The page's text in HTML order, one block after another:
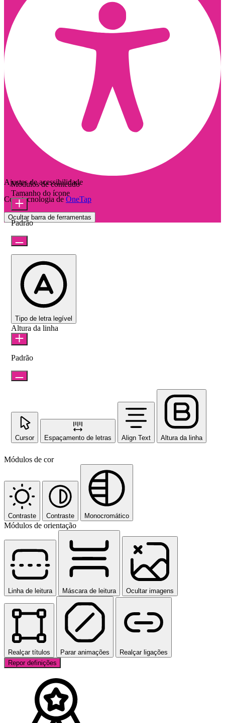
Ajustes de acessibilidade
Com tecnologia de OneTap
Ocultar barra de ferramentas
Módulos de conteúdo
Tamanho do ícone
Padrão
Tipo de letra legível
Altura da linha
Padrão
Cursor Espaçamento de letras Align Text Altura da linha
Módulos de cor
Contraste Contraste Monocromático
Módulos de orientação
Linha de leitura Máscara de leitura Ocultar imagens
Realçar títulos Parar animações
Realçar ligações
Repor definições